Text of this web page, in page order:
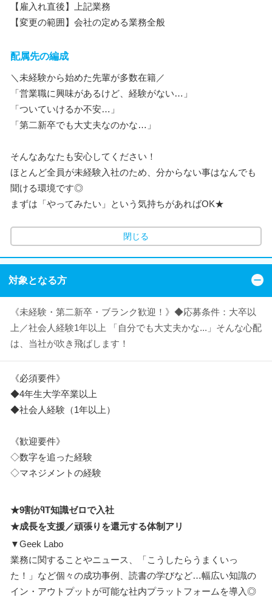
【雇入れ直後】上記業務
【変更の範囲】会社の定める業務全般
配属先の編成
＼未経験から始めた先輩が多数在籍／
「営業職に興味があるけど、経験がない…」
「ついていけるか不安…」
「第二新卒でも大丈夫なのかな…」
そんなあなたも安心してください！
ほとんど全員が未経験入社のため、分からない事はなんでも
聞ける環境です◎
まずは「やってみたい」という気持ちがあればOK★
閉じる
対象となる方
《未経験・第二新卒・ブランク歓迎！》◆応募条件：大卒以
上／社会人経験1年以上 「自分でも大丈夫かな...」そんな心配
は、当社が吹き飛ばします！
《必須要件》
◆4年生大学卒業以上
◆社会人経験（1年以上）
《歓迎要件》
◇数字を追った経験
◇マネジメントの経験
★9割がIT知識ゼロで入社
★成長を支援／頑張りを還元する体制アリ
▼Geek Labo
業務に関することやニュース、「こうしたらうまくいっ
た！」など個々の成功事例、読書の学びなど…幅広い知識の
イン・アウトプットが可能な社内プラットフォームを導入◎